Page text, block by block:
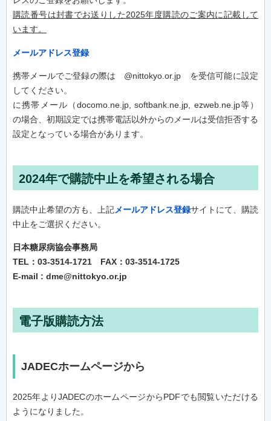
購読番号は封書でお送りした2025年度購読のご案内に記載して
います。
メールアドレス登録
携帯メールでご登録の際は @nittokyo.or.jp を受信可能に設定
してください。
に携帯メール（docomo.ne.jp, softbank.ne.jp, ezweb.ne.jp等）
の場合、初期設定では携帯電話以外からのメールは受信拒否する
設定となっている場合があります。
2024年で購読中止を希望される場合
購読中止希望の方も、上記メールアドレス登録サイトにて、購読
中止をご選択ください。
日本糖尿病協会事務局
TEL：03-3514-1721 FAX：03-3514-1725
E-mail : dme@nittokyo.or.jp
電子版購読方法
JADECホームページから
2025年よりJADECのホームページからPDFでも閲覧いただける
ようになりました。